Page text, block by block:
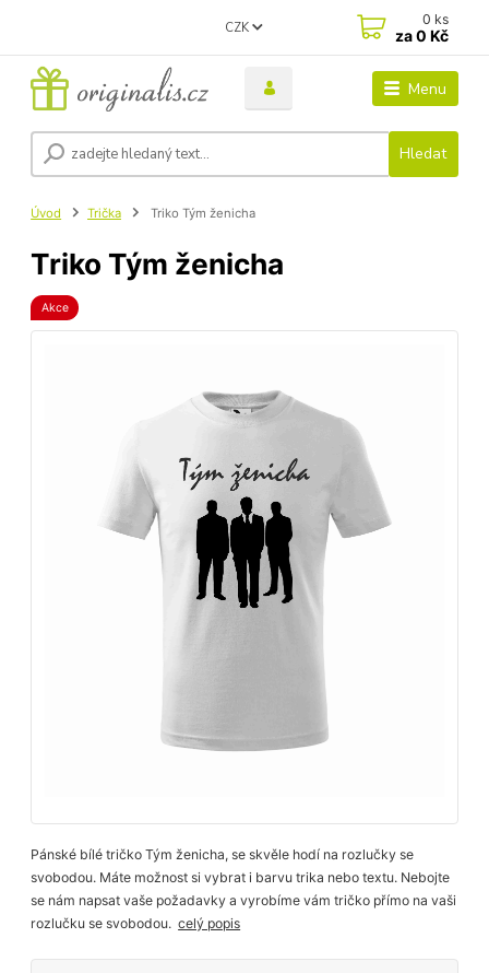
Menu
CZK
Hledat
0 ks
za0 Kč
Úvod Trička Triko Tým ženicha
Triko Tým ženicha
Akce
Pánské bílé tričko Tým ženicha, se skvěle hodí na rozlučky se
svobodou. Máte možnost si vybrat i barvu trika nebo textu. Nebojte
se nám napsat vaše požadavky a vyrobíme vám tričko přímo na vaši
rozlučku se svobodou.celý popis